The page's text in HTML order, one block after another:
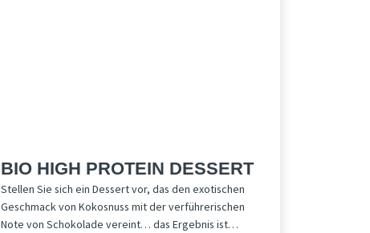
BIO HIGH PROTEIN DESSERT
Stellen Sie sich ein Dessert vor, das den exotischen
Geschmack von Kokosnuss mit der verführerischen
Note von Schokolade vereint… das Ergebnis ist